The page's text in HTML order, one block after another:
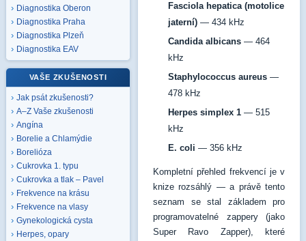
Diagnostika Oberon
Diagnostika Praha
Diagnostika Plzeň
Diagnostika EAV
VAŠE ZKUŠENOSTI
Jak psát zkušenosti?
A–Z Vaše zkušenosti
Angína
Borelie a Chlamýdie
Borelióza
Cukrovka 1. typu
Cukrovka a tlak – Pavel
Frekvence na krásu
Frekvence na vlasy
Gynekologická cysta
Herpes, opary
Fasciola hepatica (motolice
jaterní) — 434 kHz
Candida albicans — 464
kHz
Staphylococcus aureus —
478 kHz
Herpes simplex 1 — 515
kHz
E. coli — 356 kHz
Kompletní přehled frekvencí je v
knize rozsáhlý — a právě tento
seznam se stal základem pro
programovatelné zappery (jako
Super Ravo Zapper), které